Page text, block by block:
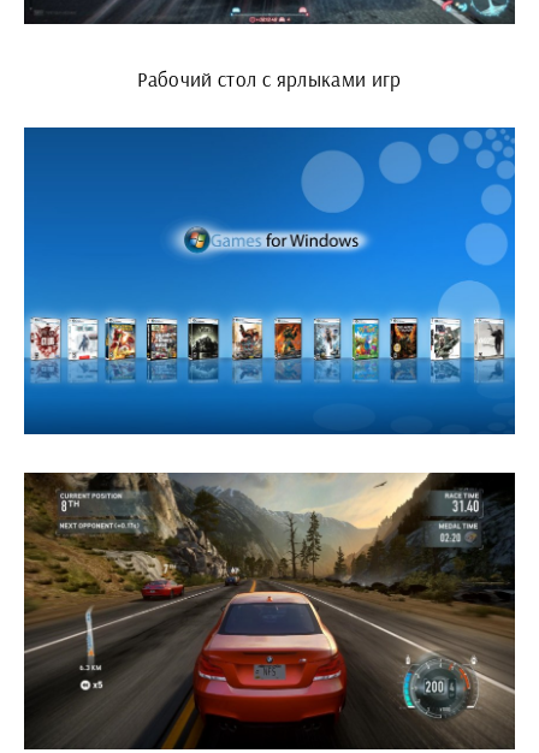
Рабочий стол с ярлыками игр